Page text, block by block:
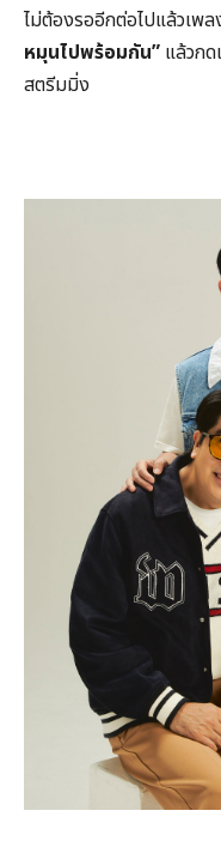
ไม่ต้องรออีกต่อไปแล้วเพ
หมุนไปพร้อมกัน” แล้วก
สตรีมมิ่ง